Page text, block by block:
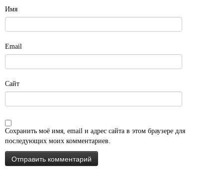
Имя
Email
Сайт
Сохранить моё имя, email и адрес сайта в этом браузере для
последующих моих комментариев.